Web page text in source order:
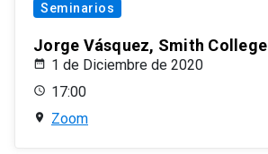
Seminarios
Jorge Vásquez, Smith College
1 de Diciembre de 2020
17:00
Zoom